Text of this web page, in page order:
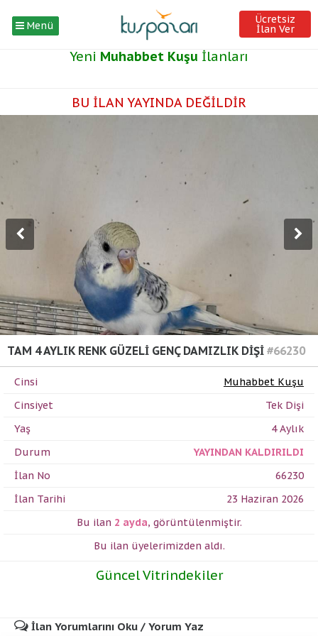
Menü Ücretsiz
İlan Ver
Yeni Muhabbet Kuşu İlanları
BU İLAN YAYINDA DEĞİLDİR
TAM 4 AYLIK RENK GÜZELİ GENÇ DAMIZLIK DİŞİ #66230
Cinsi
Muhabbet Kuşu
Cinsiyet
Tek Dişi
Yaş
4 Aylık
Durum
YAYINDAN KALDIRILDI
İlan No
66230
İlan Tarihi
23 Haziran 2026
Bu ilan 2 ayda, görüntülenmiştir.
Bu ilan üyelerimizden aldı.
Güncel Vitrindekiler
İlan Yorumlarını Oku / Yorum Yaz